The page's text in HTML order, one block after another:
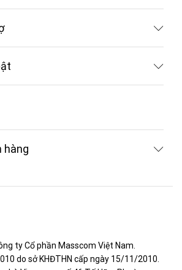
hàng
ty Cổ phần Masscom Việt Nam.
do sở KHĐTHN cấp ngày 15/11/2010.